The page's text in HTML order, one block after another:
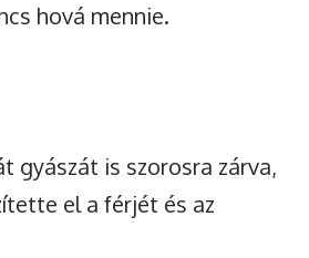
hová mennie.
gyászát is szorosra zárva,
el a férjét és az